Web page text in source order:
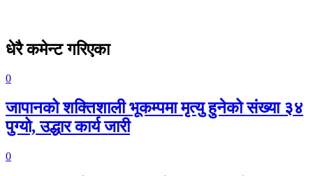
धेरै कमेन्ट गरिएका
0
जापानको शक्तिशाली भूकम्पमा मृत्यु हुनेको संख्या ३४
पुग्यो, उद्धार कार्य जारी
0